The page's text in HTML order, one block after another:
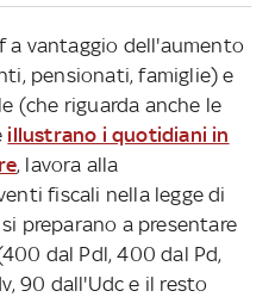
a vantaggio dell'aumento
pensionati, famiglie) e
(che riguarda anche le
illustrano i quotidiani in
, lavora alla
fiscali nella legge di
preparano a presentare
dal Pdl, 400 dal Pd,
90 dall'Udc e il resto